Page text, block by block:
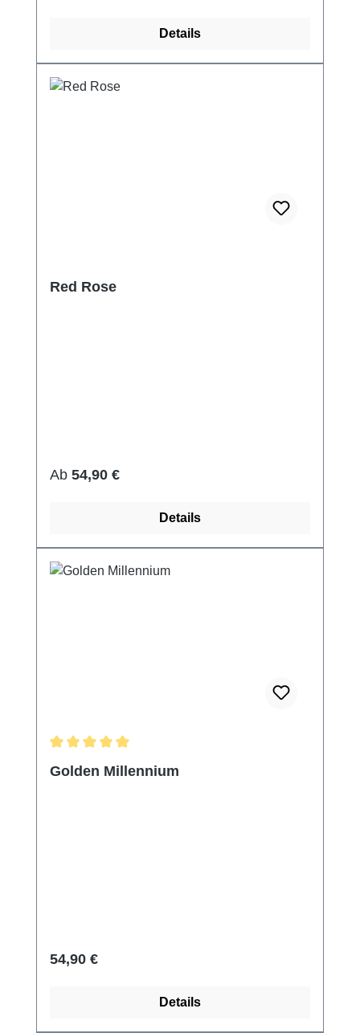
Details
Red Rose
Regulärer Preis:
Ab 54,90 €
Details
Golden Millennium
Regulärer Preis:
54,90 €
Details